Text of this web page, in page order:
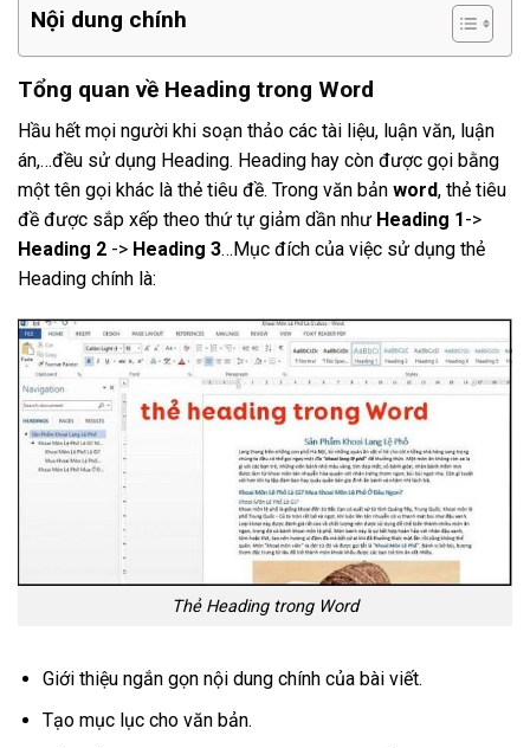
Nội dung chính
Tổng quan về Heading trong Word
Hầu hết mọi người khi soạn thảo các tài liệu, luận văn, luận
án,…đều sử dụng Heading. Heading hay còn được gọi bằng
một tên gọi khác là thẻ tiêu đề. Trong văn bản word, thẻ tiêu
đề được sắp xếp theo thứ tự giảm dần như Heading 1->
Heading 2 -> Heading 3…Mục đích của việc sử dụng thẻ
Heading chính là:
Thẻ Heading trong Word
Giới thiệu ngắn gọn nội dung chính của bài viết.
Tạo mục lục cho văn bản.